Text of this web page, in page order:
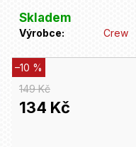
Skladem
Výrobce:
Crew
149 Kč
–10 %
134 Kč
?
D